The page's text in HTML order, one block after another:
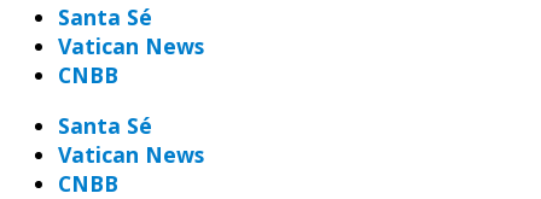
Santa Sé
Vatican News
CNBB
Santa Sé
Vatican News
CNBB